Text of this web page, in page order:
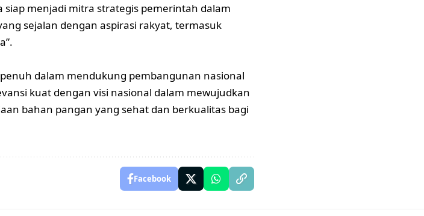
menjadi mitra strategis pemerintah dalam
sejalan dengan aspirasi rakyat, termasuk
dalam mendukung pembangunan nasional
kuat dengan visi nasional dalam mewujudkan
bahan pangan yang sehat dan berkualitas bagi
Facebook